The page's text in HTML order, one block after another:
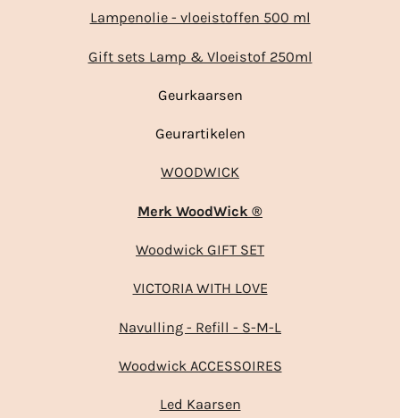
Lampenolie - vloeistoffen 500 ml
Gift sets Lamp & Vloeistof 250ml
Geurkaarsen
Geurartikelen
WOODWICK
Merk WoodWick ®
Woodwick GIFT SET
VICTORIA WITH LOVE
Navulling - Refill - S-M-L
Woodwick ACCESSOIRES
Led Kaarsen